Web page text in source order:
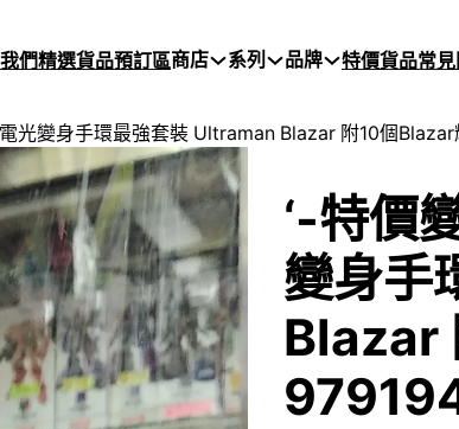
們精選貨品預訂區商店 系列 品牌 特價貨品常
光變身手環最強套裝 Ultraman Blazar 附10個
‘-特價
變身手
Blazar